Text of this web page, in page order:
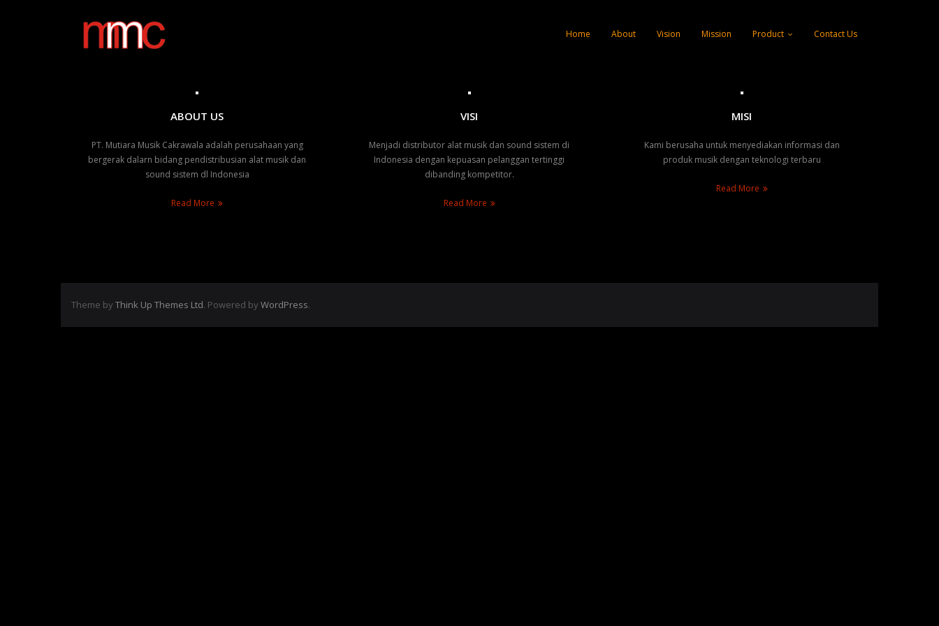
Home About Vision Mission Product Contact Us
ABOUT US
PT. Mutiara Musik Cakrawala adalah perusahaan yang
bergerak dalarn bidang pendistribusian alat musik dan
sound sistem dl Indonesia
Read More
VISI
Menjadi distributor alat musik dan sound sistem di
Indonesia dengan kepuasan pelanggan tertinggi
dibanding kompetitor.
Read More
MISI
Kami berusaha untuk menyediakan informasi dan
produk musik dengan teknologi terbaru
Read More
Theme by Think Up Themes Ltd. Powered by WordPress.